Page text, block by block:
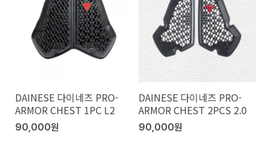
DAINESE 다이네즈 PRO-
ARMOR CHEST 1PC L2
90,000원
DAINESE 다이네즈 PRO-
ARMOR CHEST 2PCS 2.0
90,000원